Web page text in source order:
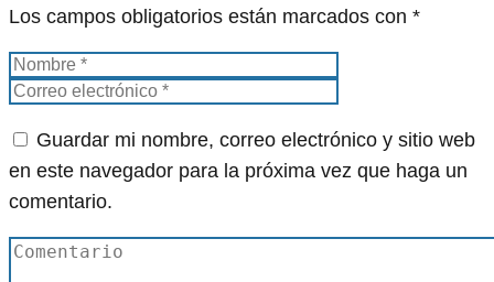
Los campos obligatorios están marcados con *
Guardar mi nombre, correo electrónico y sitio web
en este navegador para la próxima vez que haga un
comentario.